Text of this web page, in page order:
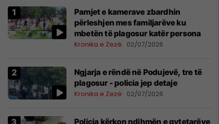
Pamjet e kamerave zbardhin
përleshjen mes familjarëve ku
mbetën të plagosur katër persona
Kronika e Zezë 02/07/2026
Ngjarja e rëndë në Podujevë, tre të
plagosur - policia jep detaje
Kronika e Zezë 02/07/2026
Policia kërkon ndihmën e qytetarëve